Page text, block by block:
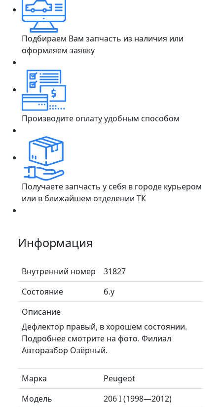
Подбираем Вам запчасть из наличия или
оформляем заявку
Производите оплату удобным способом
Получаете запчасть у себя в городе курьером
или в ближайшем отделении ТК
Информация
Внутренний номер
31827
Состояние
б.у
Описание
Дефлектор правый, в хорошем состоянии.
Подробнее смотрите на фото. Филиал
Авторазбор Озёрный.
Марка
Peugeot
Модель
206 I (1998—2012)